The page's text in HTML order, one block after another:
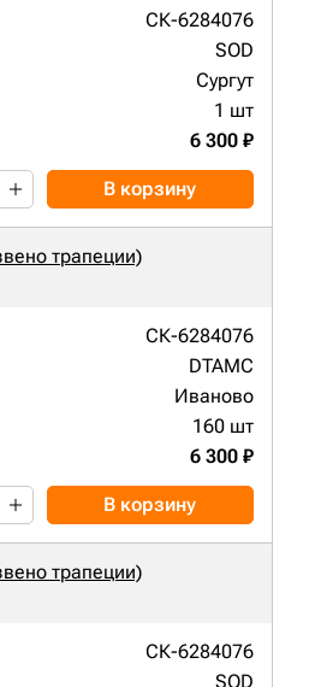
СК-6284076
SOD
Сургут
1 шт
6 300 ₽
В корзину
трапеции)
СК-6284076
DTAMC
Иваново
160 шт
6 300 ₽
В корзину
трапеции)
СК-6284076
SOD